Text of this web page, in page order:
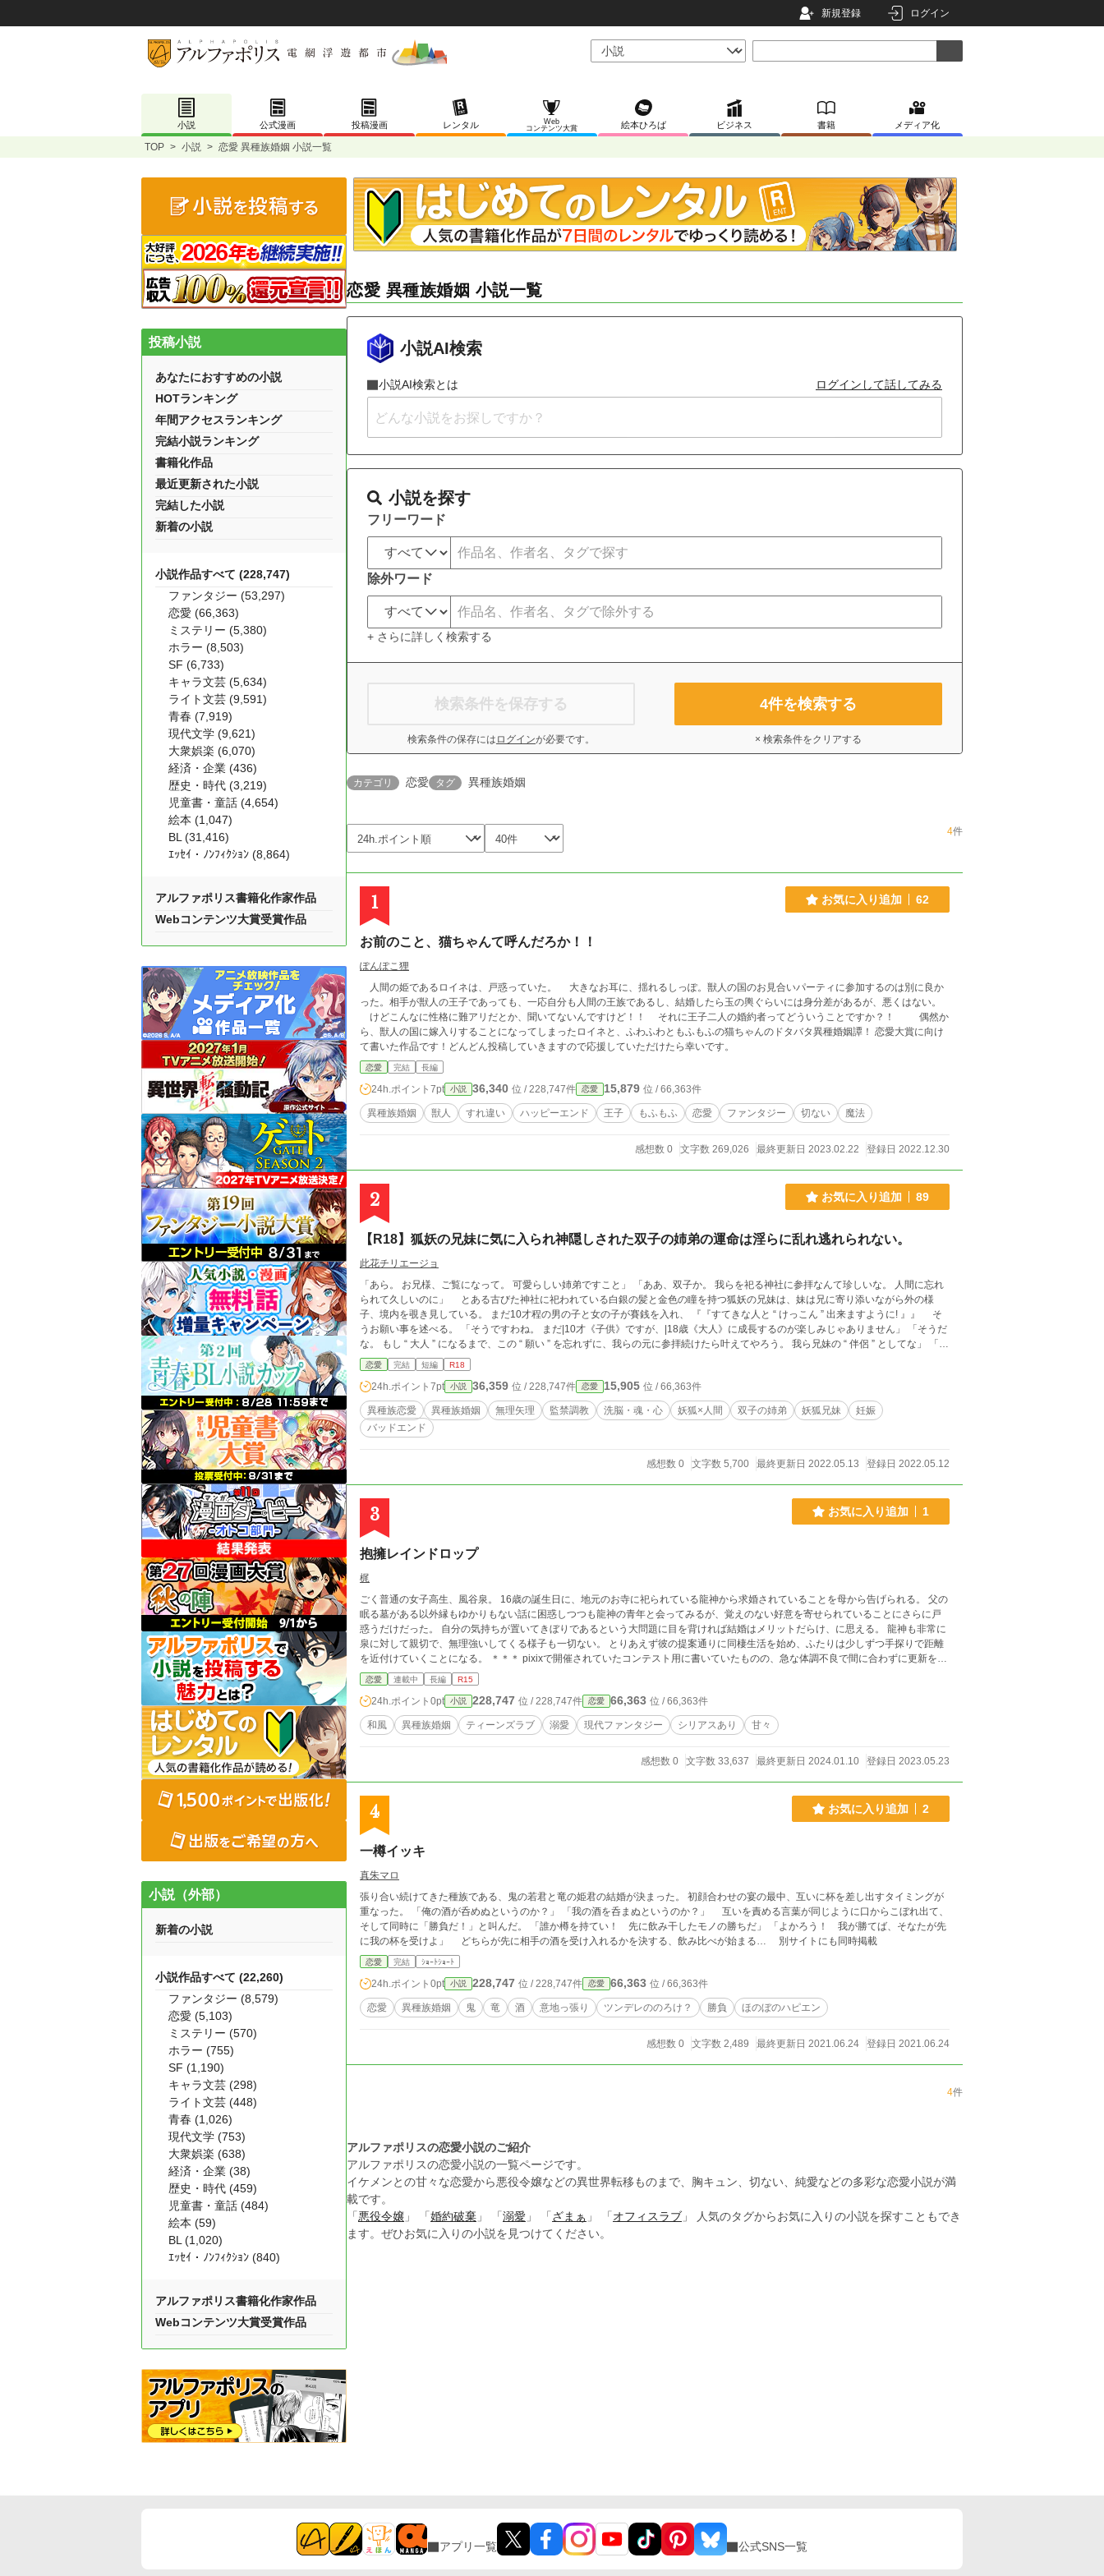
新規登録 ログイン
小説 公式漫画 投稿漫画 レンタル
Web
コンテンツ大賞
絵本ひろば ビジネス 書籍 メディア化
TOP > 小説 > 恋愛 異種族婚姻 小説一覧
恋愛 異種族婚姻 小説一覧
小説AI検索
小説AI検索とは ログインして話してみる
小説を探す
フリーワード
除外ワード
+ さらに詳しく検索する
検索条件を保存する
検索条件の保存には ログインが必要です。
4件を検索する
× 検索条件をクリアする
カテゴリ 恋愛 タグ 異種族婚姻
4件
1 お気に入り追加 62
お前のこと、猫ちゃんて呼んだろか！！
ぽんぽこ狸
人間の姫であるロイネは、戸惑っていた。 大きなお耳に、揺れるしっぽ。獣人の国のお見合いパーティに参加するのは別に良か
った。相手が獣人の王子であっても、一応自分も人間の王族であるし、結婚したら玉の輿ぐらいには身分差があるが、悪くはない。
けどこんなに性格に難アリだとか、聞いてないんですけど！！ それに王子二人の婚約者ってどういうことですか？！ 偶然か
ら、獣人の国に嫁入りすることになってしまったロイネと、ふわふわともふもふの猫ちゃんのドタバタ異種婚姻譚！ 恋愛大賞に向け
て書いた作品です！どんどん投稿していきますので応援していただけたら幸いです。
恋愛 完結 長編
24h.ポイント 7pt 小説 36,340 位 / 228,747件 恋愛 15,879 位 / 66,363件
異種族婚姻 獣人 すれ違い ハッピーエンド 王子 もふもふ 恋愛 ファンタジー 切ない 魔法
感想数 0 文字数 269,026 最終更新日 2023.02.22 登録日 2022.12.30
2 お気に入り追加 89
【R18】狐妖の兄妹に気に入られ神隠しされた双子の姉弟の運命は淫らに乱れ逃れられない。
此花チリエージョ
「あら。 お兄様、ご覧になって。 可愛らしい姉弟ですこと」 「ああ、双子か。 我らを祀る神社に参拝なんて珍しいな。 人間に忘れ
られて久しいのに」 とある古びた神社に祀われている白銀の髪と金色の瞳を持つ狐妖の兄妹は、妹は兄に寄り添いながら外の様
子、境内を覗き見している。 まだ10才程の男の子と女の子が賽銭を入れ、 『『すてきな人と “ けっこん ” 出来ますように! 』』 そ
うお願い事を述べる。 「そうですわね。 まだ|10才《子供》ですが、|18歳《大人》に成長するのが楽しみじゃありません」 「そうだ
な。 もし “ 大人 ” になるまで、この “ 願い ” を忘れずに、我らの元に参拝続けたら叶えてやろう。 我ら兄妹の “ 伴侶 ” としてな」 「え
え、それがよろしいかと」 ーーーー そして8年の月日は流れ、あの時の10才の双子の姉弟は18歳に成長していた。 「遥香お姉ち
ゃん、早くー! 」 「もう、陽太。待ってよ。 神社は逃げないわよ! 」 「なんか今日はドキドキすることが起きそうな気がするんだ」
「もう。 どんな気よ」 腰まで長い黒髪をポニーテールに纏めた姉、神谷城遥香は双子の弟、柔らかい黒髪を茶髪に染めた陽太のあ
とを追いかけて、古びた神社にやってくる。 賽銭箱にお金を入れて、賽銭箱の上にある本坪鈴と繋がった鈴緒を姉弟で握り、ガラガ
ラと本坪鈴を鳴らす。 遥香と陽太がこの “ 神社 ” を見つけた10才の時と同じ “ 願い事 ”を、 「「素敵な人と “ 結婚 ” 出来ますように!
」」 そう願うと、 『『そなたら姉弟の “ 願い ” を我ら兄妹が叶えよう――……』』 その声と共に遥香と陽太は古びた神社から姿
恋愛 完結 短編 R18
24h.ポイント 7pt 小説 36,359 位 / 228,747件 恋愛 15,905 位 / 66,363件
異種族恋愛 異種族婚姻 無理矢理 監禁調教 洗脳・魂・心 妖狐×人間 双子の姉弟 妖狐兄妹
妊娠
バッドエンド
感想数 0 文字数 5,700 最終更新日 2022.05.13 登録日 2022.05.12
3 お気に入り追加 1
抱擁レインドロップ
梶
ごく普通の女子高生、風谷泉。 16歳の誕生日に、地元のお寺に祀られている龍神から求婚されていることを母から告げられる。 父の
眠る墓がある以外縁もゆかりもない話に困惑しつつも龍神の青年と会ってみるが、覚えのない好意を寄せられていることにさらに戸
惑うだけだった。 自分の気持ちが置いてきぼりであるという大問題に目を背ければ結婚はメリットだらけ、に思える。 龍神も非常に
泉に対して親切で、無理強いしてくる様子も一切ない。 とりあえず彼の提案通りに同棲生活を始め、ふたりは少しずつ手探りで距離
を近付けていくことになる。 ＊＊＊ pixixで開催されていたコンテスト用に書いていたものの、急な体調不良で間に合わずに更新を止
めていた作品です。 ポンコツ龍神と現実主義女子高生のどうたら。 最後までのプロットはあるのでやれるところまでがんばれたらい
いなの気概で少しずつ続けていきたい。 また、実在する伝承へのオマージュ要素を含みます。
恋愛 連載中 長編 R15
24h.ポイント 0pt 小説 228,747 位 / 228,747件 恋愛 66,363 位 / 66,363件
和風 異種族婚姻 ティーンズラブ 溺愛 現代ファンタジー シリアスあり 甘々
感想数 0 文字数 33,637 最終更新日 2024.01.10 登録日 2023.05.23
4 お気に入り追加 2
一樽イッキ
真朱マロ
張り合い続けてきた種族である、鬼の若君と竜の姫君の結婚が決まった。 初顔合わせの宴の最中、互いに杯を差し出すタイミングが
重なった。 「俺の酒が呑めぬというのか？」 「我の酒を呑まぬというのか？」 互いを責める言葉が同じように口からこぼれ出て、
そして同時に「勝負だ！」と叫んだ。 「誰か樽を持てい！ 先に飲み干したモノの勝ちだ」 「よかろう！ 我が勝てば、そなたが先
恋愛 完結 ｼｮｰﾄｼｮｰﾄ
24h.ポイント 0pt 小説 228,747 位 / 228,747件 恋愛 66,363 位 / 66,363件
恋愛 異種族婚姻 鬼 竜 酒 意地っ張り ツンデレののろけ？ 勝負 ほのぼのハピエン
感想数 0 文字数 2,489 最終更新日 2021.06.24 登録日 2021.06.24
4件
アルファポリスの恋愛小説のご紹介
アルファポリスの恋愛小説の一覧ページです。
イケメンとの甘々な恋愛から悪役令嬢などの異世界転移ものまで、胸キュン、切ない、純愛などの多彩な恋愛小説が満
載です。
「 悪役令嬢 」 「 婚約破棄 」 「 溺愛 」 「 ざまぁ 」 「 オフィスラブ 」 人気のタグからお気に入りの小説を探すこともでき
ます。ぜひお気に入りの小説を見つけてください。
投稿小説
あなたにおすすめの小説
HOTランキング
年間アクセスランキング
完結小説ランキング
書籍化作品
最近更新された小説
完結した小説
新着の小説
小説作品すべて (228,747)
ファンタジー (53,297)
恋愛 (66,363)
ミステリー (5,380)
ホラー (8,503)
SF (6,733)
キャラ文芸 (5,634)
ライト文芸 (9,591)
青春 (7,919)
現代文学 (9,621)
大衆娯楽 (6,070)
経済・企業 (436)
歴史・時代 (3,219)
児童書・童話 (4,654)
絵本 (1,047)
BL (31,416)
ｴｯｾｲ・ﾉﾝﾌｨｸｼｮﾝ (8,864)
アルファポリス書籍化作家作品
Webコンテンツ大賞受賞作品
小説（外部）
新着の小説
小説作品すべて (22,260)
ファンタジー (8,579)
恋愛 (5,103)
ミステリー (570)
ホラー (755)
SF (1,190)
キャラ文芸 (298)
ライト文芸 (448)
青春 (1,026)
現代文学 (753)
大衆娯楽 (638)
経済・企業 (38)
歴史・時代 (459)
児童書・童話 (484)
絵本 (59)
BL (1,020)
ｴｯｾｲ・ﾉﾝﾌｨｸｼｮﾝ (840)
アルファポリス書籍化作家作品
Webコンテンツ大賞受賞作品
アプリ一覧 公式SNS一覧